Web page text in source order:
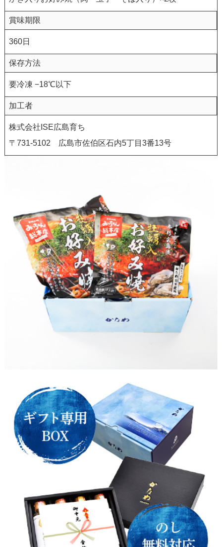
賞味期限
360日
保存方法
要冷凍 −18℃以下
加工者
株式会社ISE広島育ち
〒731-5102 広島市佐伯区石内5丁目3番13号